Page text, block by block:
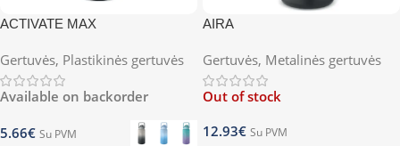
ACTIVATE MAX
Gertuvės, Plastikinės gertuvės
Available on backorder
5.66€ Su PVM
AIRA
Gertuvės, Metalinės gertuvės
Out of stock
12.93€ Su PVM